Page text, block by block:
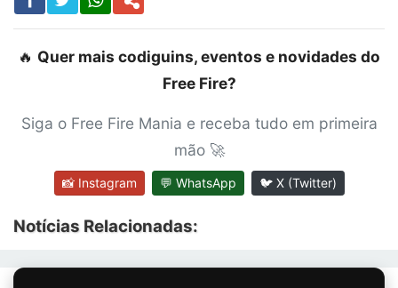
🔥 Quer mais codiguins, eventos e novidades do
Free Fire?
Siga o Free Fire Mania e receba tudo em primeira
mão 🚀
📸 Instagram 💬 WhatsApp 🐦 X (Twitter)
Notícias Relacionadas: